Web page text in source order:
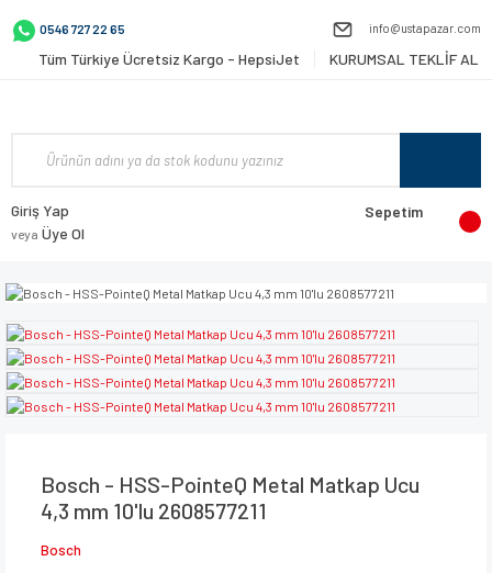
0546 727 22 65 info@ustapazar.com
Tüm Türkiye Ücretsiz Kargo - HepsiJet KURUMSAL TEKLİF AL
Giriş Yap
veya Üye Ol
Sepetim
Bosch - HSS-PointeQ Metal Matkap Ucu
4,3 mm 10'lu 2608577211
Bosch